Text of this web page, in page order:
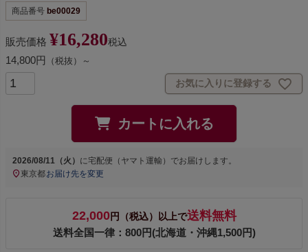
商品番号 be00029
販売価格 ¥16,280税込
14,800円 （税抜）～
お気に入りに登録する
カートに入れる
2026/08/11（火） に 宅配便（ヤマト運輸） でお届けします。
東京都お届け先を変更
22,000円（税込）以上で送料無料
送料全国一律：800円(北海道・沖縄1,500円)